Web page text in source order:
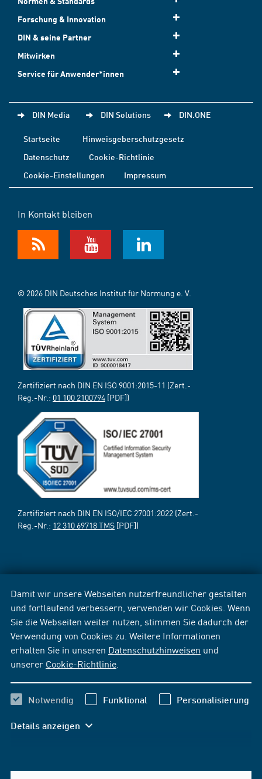
Damit wir unsere Webseiten nutzerfreundlicher gestalten
und fortlaufend verbessern, verwenden wir Cookies. Wenn
Sie die Webseiten weiter nutzen, stimmen Sie dadurch der
Verwendung von Cookies zu. Weitere Informationen
erhalten Sie in unseren Datenschutzhinweisen und
unserer Cookie-Richtlinie
Notwendig Funktional Personalisierung
Details anzeigen
Forschung & Innovation
DIN & seine Partner
Mitwirken
Service für Anwender*innen
DIN Media DIN Solutions DIN.ONE
Startseite
Hinweisgeberschutzgesetz
Datenschutz
Cookie-Richtlinie
Cookie-Einstellungen
Impressum
In Kontakt bleiben
© 2026 DIN Deutsches Institut für Normung e. V.
Zertifiziert nach DIN EN ISO 9001:2015-11 (Zert.-
Reg.-Nr.: 01 100 2100794 [PDF])
Zertifiziert nach DIN EN ISO/IEC 27001:2022 (Zert.-
Reg.-Nr.: 12 310 69718 TMS [PDF])